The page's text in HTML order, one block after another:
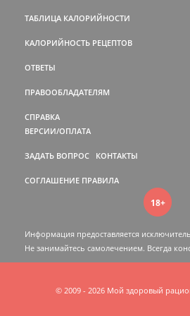
ТАБЛИЦА КАЛОРИЙНОСТИ
КАЛОРИЙНОСТЬ РЕЦЕПТОВ
ОТВЕТЫ
ПРАВООБЛАДАТЕЛЯМ
СПРАВКА
ВЕРСИИ/ОПЛАТА
ЗАДАТЬ ВОПРОС КОНТАКТЫ
СОГЛАШЕНИЕ ПРАВИЛА
18+
Информация предоставляется
Не занимайтесь самолечением. Всегда
© 2009 - 2026 Мой здоровый